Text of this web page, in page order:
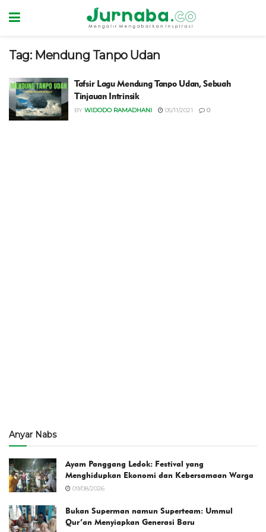
Tag: Mendung Tanpo Udan
Tafsir Lagu Mendung Tanpo Udan, Sebuah
Tinjauan Intrinsik
BY WIDODO RAMADHANI 05/11/2021 0
Anyar Nabs
Ayam Panggang Ledok: Festival yang
Menghidupkan Ekonomi dan Kebersamaan Warga
09/08/2026
Bukan Superman namun Superteam: Ummul
Qur’an Menyiapkan Generasi Baru